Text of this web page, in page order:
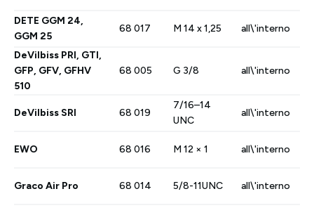
Deutsch
Português Polski
DETE GGM 24,
GGM 25
68 017 M 14 x 1,25 all\'interno
DeVilbiss PRI, GTI,
GFP, GFV, GFHV
510
68 005 G 3/8 all\'interno
DeVilbiss SRI 68 019
7/16–14
UNC
all\'interno
EWO 68 016 M 12 × 1 all\'interno
Graco Air Pro 68 014 5/8-11UNC all\'interno